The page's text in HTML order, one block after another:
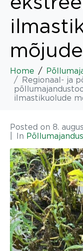
Home
Regionaal- ja
ilmastikuolude
Posted on 8.
In Põllumajandus